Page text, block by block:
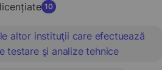
10
altor instituţii care efectuează
testare şi analize tehnice